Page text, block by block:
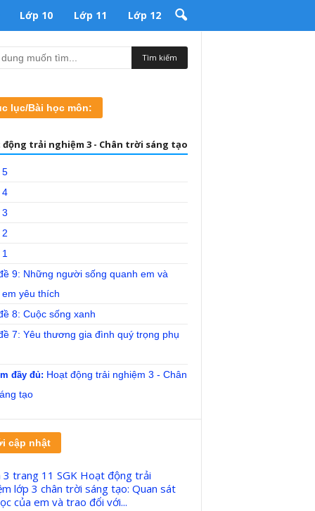
Lớp 10 Lớp 11 Lớp 12
lục/Bài học môn:
động trải nghiệm 3 - Chân trời sáng tạo
5
4
9: Những người sống quanh em và
em yêu thích
8: Cuộc sống xanh
7: Yêu thương gia đình quý trọng phụ
đầy đủ: Hoạt động trải nghiệm 3 - Chân
tạo
cập nhật
3 trang 11 SGK Hoạt động trải
lớp 3 chân trời sáng tạo: Quan sát
của em và trao đổi với...